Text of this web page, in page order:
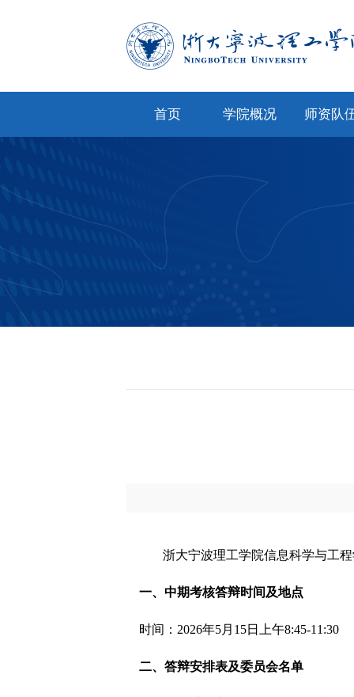
首页 学院概况 师资队
浙大宁波理工学院信息科学与工
一、中期考核答辩时间及地点
时间： 2026年5月 15日上午8:45-11:30
二、答辩安排表及委员会名单